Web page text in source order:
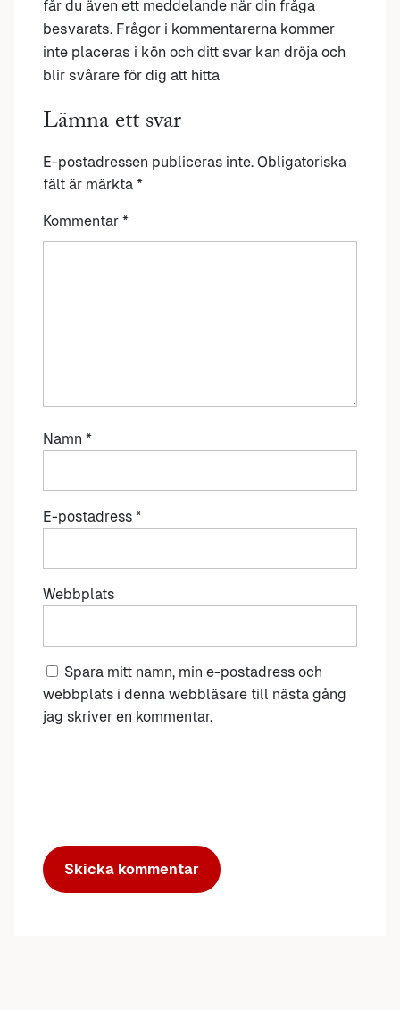
får du även ett meddelande när din fråga
besvarats. Frågor i kommentarerna kommer
inte placeras i kön och ditt svar kan dröja och
blir svårare för dig att hitta
Lämna ett svar
E-postadressen publiceras inte. Obligatoriska
fält är märkta *
Kommentar *
Namn *
E-postadress *
Webbplats
Spara mitt namn, min e-postadress och
webbplats i denna webbläsare till nästa gång
jag skriver en kommentar.